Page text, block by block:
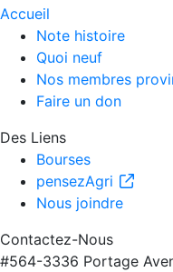
Accueil
Note histoire
Quoi neuf
Nos membres
Faire un don
Des Liens
Bourses
pensezAgri
Nous joindre
Contactez-Nous
#564-3336 Portage